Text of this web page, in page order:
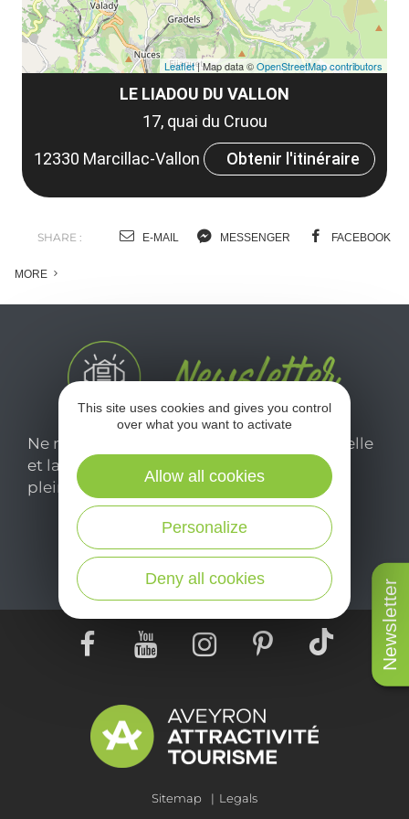
Newsletter
LE LIADOU DU VALLON
17, quai du Cruou
12330 Marcillac-Vallon
Obtenir l'itinéraire
Leaflet| Map data ©OpenStreetMap contributors
SHARE : E-MAIL MESSENGER FACEBOOK
MORE
Ne manquez pas notre newsletter mensuelle
et laissez-vous inspirer pour profiter
pleinement de votre séjour en Aveyron.
Je m'abonne ici
Sitemap Legals
This site uses cookies and gives you control
over what you want to activate
Deny all cookies
Personalize
Allow all cookies